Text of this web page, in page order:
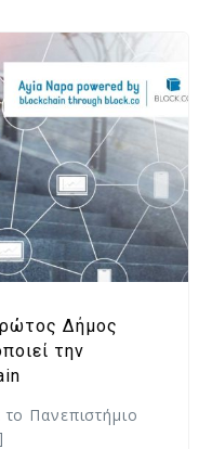
Δήμος
την
Πανεπιστήμιο